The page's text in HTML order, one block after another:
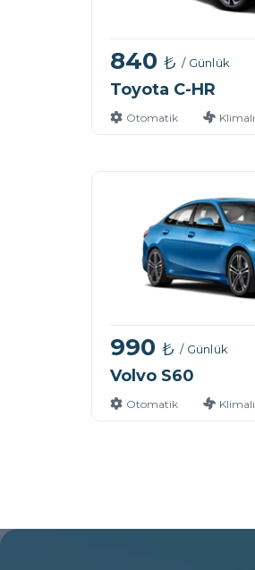
840 ₺ / Günlük
Toyota C-HR
Otomatik Klimalı
990 ₺ / Günlük
Volvo S60
Otomatik Klimalı